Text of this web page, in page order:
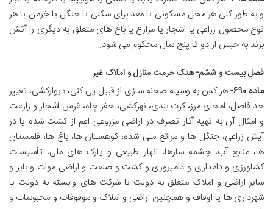
و به طور کلی هر محل مسکونی یا معد برای سکنی یا جنگل یا خرمن یا هر
نوع محصول زراعی یا اشجار یا مزارع یا باغ های متعلق به دیگری را آتش
بزند به حبس از دو تا پنج سال محکوم می شود.
فصل بیست و ششم- هتک حرمت منازل و املاک غیر
ماده ۶۹۰-
هر کس به وسیله صحنه سازی از قبیل پی کنی، دیوارکشی، تغییر
حد فاصل، امحای مرز، کرت بندی، نهرکشی، حفر چاه، غرس اشجار و زارعت
و امثال آن به تهیه آثار تصرف در اراضی مزروعی اعم از کشت شده یا در
آیش زراعی، جنگل ها و مراتع ملی شده، کوهستان ها، باغ ها، قلمستان
ها، منابع آب، چشمه سارها، انهار طبیعی و پارک های ملی، تأسیسات
کشاورزی و دامداری و دامپروری و کشت و صنعت و اراضی موات و بایر و
سایر اراضی و املاک متعلق به دولت یا شرکت های وابسته به دولت یا
شهرداری ها یا اوقاف و همچنین اراضی و املاک و موقوفات و محبوسات و